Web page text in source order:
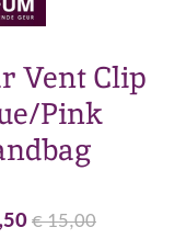
Vent Clip
Pink
€ 15,00